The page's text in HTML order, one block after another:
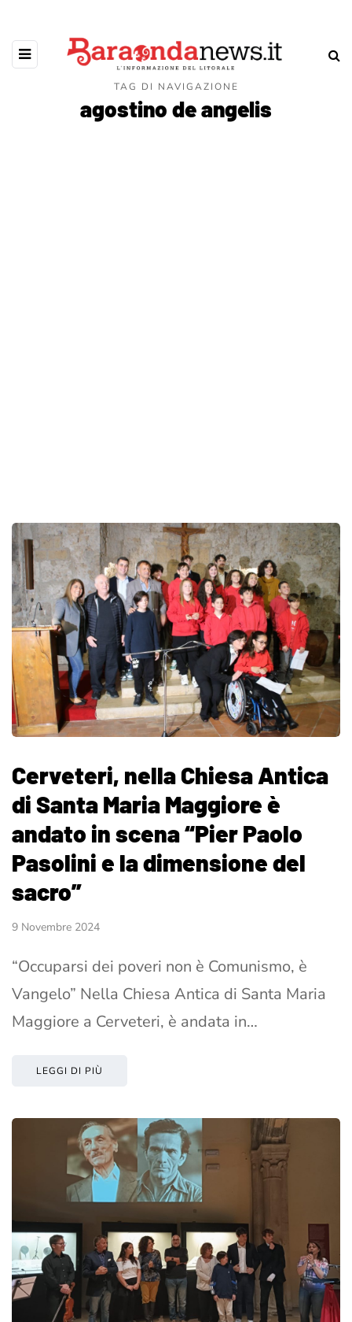
TAG DI NAVIGAZIONE
agostino de angelis
Cerveteri, nella Chiesa Antica
di Santa Maria Maggiore è
andato in scena “Pier Paolo
Pasolini e la dimensione del
sacro”
9 Novembre 2024
“Occuparsi dei poveri non è Comunismo, è
Vangelo” Nella Chiesa Antica di Santa Maria
Maggiore a Cerveteri, è andata in…
LEGGI DI PIÙ